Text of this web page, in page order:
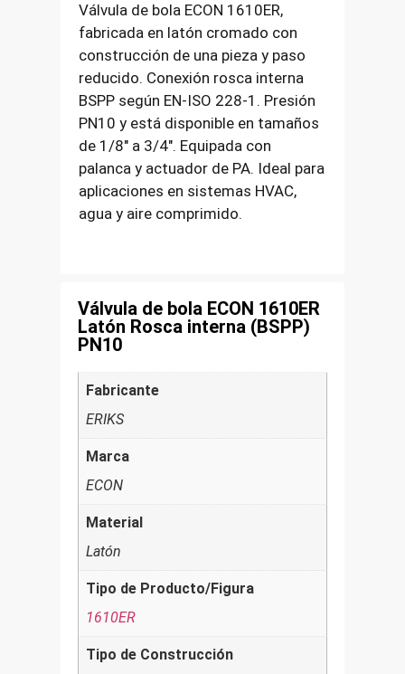
Válvula de bola ECON 1610ER,
fabricada en latón cromado con
construcción de una pieza y paso
reducido. Conexión rosca interna
BSPP según EN-ISO 228-1. Presión
PN10 y está disponible en tamaños
de 1/8″ a 3/4″. Equipada con
palanca y actuador de PA. Ideal para
aplicaciones en sistemas HVAC,
agua y aire comprimido.
Válvula de bola ECON 1610ER
Latón Rosca interna (BSPP)
PN10
Fabricante
ERIKS
Marca
ECON
Material
Latón
Tipo de Producto/Figura
1610ER
Tipo de Construcción